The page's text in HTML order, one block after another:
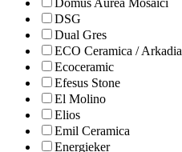
DSG
Dual Gres
ECO Ceramica / Arkadia
Ecoceramic
Efesus Stone
El Molino
Elios
Emil Ceramica
Energieker